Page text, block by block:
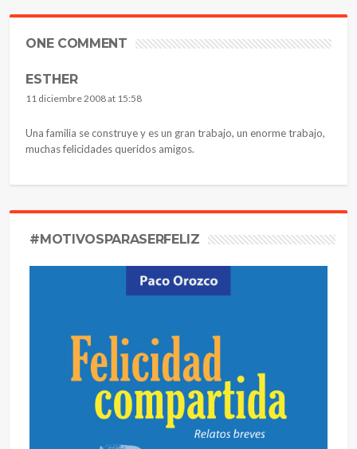
ONE COMMENT
ESTHER
11 diciembre 2008 at 15:58
Una familia se construye y es un gran trabajo, un enorme trabajo,
muchas felicidades queridos amigos.
#MOTIVOSPARASERFELIZ